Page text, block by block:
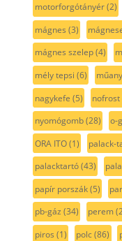
motorforgótányér(2)
mágnes (3)
mágnes szelep(4)
mély tepsi (6)
nagykefe (5) nofrost
nyomógomb(28) o-
ORA ITO(1) palack-
palacktartó(43)
papír porszák(5)
pb-gáz (34) perem
piros (1) polc(86)